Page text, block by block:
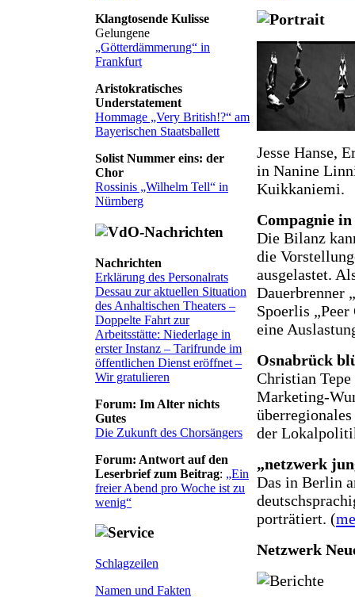
Klangtosende Kulisse
Gelungene
„Götterdämmerung“ in
Frankfurt
Aristokratisches
Understatement
Hommage „Very British!?“ am
Bayerischen Staatsballett
Solist Nummer eins: der
Chor
Rossinis „Wilhelm Tell“ in
Nürnberg
Nachrichten
Erklärung des Personalrats
Dessau zur aktuellen Situation
des Anhaltischen Theaters –
Doppelte Fahrt zur
Arbeitsstätte: Niederlage in
erster Instanz – Tarifrunde im
öffentlichen Dienst eröffnet –
Wir gratulieren
Forum: Im Alter nichts
Gutes
Die Zukunft des Chorsängers
Forum: Antwort auf den
Leserbrief zum Beitrag: „Ein
freier Abend pro Woche ist zu
wenig“
Schlagzeilen
Namen und Fakten
Jesse Hanse,
in Nanine
Kuikkaniemi.
Compagnie in
Die Bilanz
die
ausgelastet.
Dauerbrenner
Spoerlis
eine
Osnabrück
Christian
Marketing-
der
„netzwerk
Das in Berlin
porträtiert. (
Netzwerk